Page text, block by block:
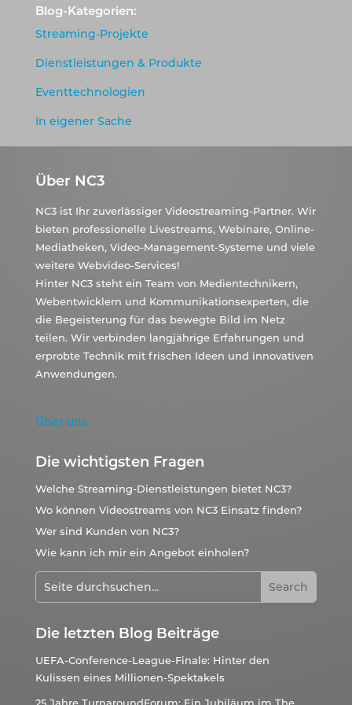
Blog-Kategorien:
Streaming-Projekte
Dienstleistungen & Produkte
Eventtechnologien
In eigener Sache
Über NC3
NC3 ist Ihr zuverlässiger Videostreaming-Partner. Wir
bieten professionelle Livestreams, Webinare, Online-
Mediatheken, Video-Management-Systeme und viele
weitere Webvideo-Services!
Hinter NC3 steht ein Team von Medientechnikern,
Webentwicklern und Kommunikationsexperten, die
die Begeisterung für das bewegte Bild im Netz
teilen. Wir verbinden langjährige Erfahrungen und
erprobte Technik mit frischen Ideen und innovativen
Anwendungen.
Über uns
Die wichtigsten Fragen
Welche Streaming-Dienstleistungen bietet NC3?
Wo können Videostreams von NC3 Einsatz finden?
Wer sind Kunden von NC3?
Wie kann ich mir ein Angebot einholen?
Die letzten Blog Beiträge
UEFA-Conference-League-Finale: Hinter den
Kulissen eines Millionen-Spektakels